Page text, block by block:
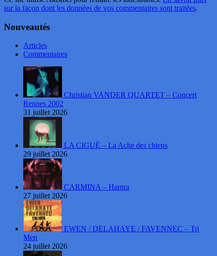
sur la façon dont les données de vos commentaires sont traitées.
Nouveautés
Articles
Commentaires
Christian VANDER QUARTET – Concert
Rennes 2002
31 juillet 2026
LA CIGUË – La Ache des chiens
29 juillet 2026
CARMINA – Hamra
27 juillet 2026
EWEN / DELAHAYE / FAVENNEC – Tri
Men
24 juillet 2026